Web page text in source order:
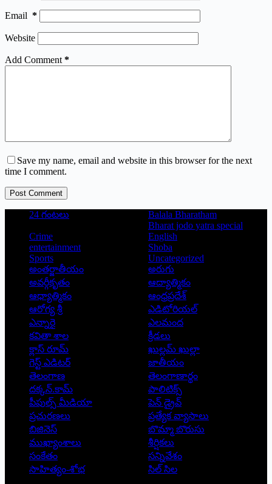
Email *
Website
Add Comment *
Save my name, email and website in this browser for the next
time I comment.
Post Comment
24 గంటలు
Balala Bharatham
Bharat jodo yatra special
Crime
English
entertainment
Shoba
Sports
Uncategorized
అంతర్జాతీయం
అరుగు
అవర్గీకృతం
ఆద్యాత్మికం
ఆధ్యాత్మికం
ఆంధ్రప్రదేశ్
ఆరోగ్య శ్రీ
ఎడిటోరియల్
ఎన్నారై
ఎలమంద
కవితా శాల
క్రీడలు
క్లాస్ రూమ్
ఖుల్లమ్ ఖుల్లా
గెస్ట్ ఎడిటర్
జాతీయం
తెలంగాణ
తెలంగాణార్థం
దక్కన్.కామ్
పాలిటిక్స్
పీపుల్స్ ‌మీడియా
పెన్ డ్రైవ్
ప్రచురణలు
ప్రత్యేక వ్యాసాలు
బిజినెస్
బొమ్మా బొరుసు
ముఖ్యాంశాలు
శీర్షికలు
సంకేతం
సన్నివేశం
సాహిత్యం-శోభ
సిల్ సిల